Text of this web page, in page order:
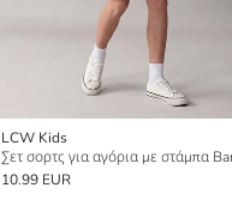
LCW Kids
Σετ σορτς για αγόρια με στάμπα
10.99 EUR